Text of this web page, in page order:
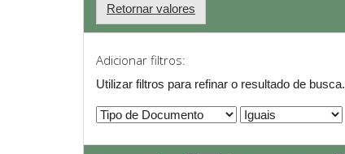
Retornar valores
Adicionar filtros:
Utilizar filtros para refinar o resultado de busca.